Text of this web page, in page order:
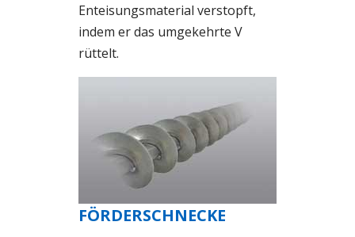
Enteisungsmaterial verstopft,
indem er das umgekehrte V
rüttelt.
FÖRDERSCHNECKE